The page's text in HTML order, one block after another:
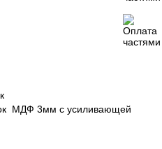
МДФ 3мм с усиливающей